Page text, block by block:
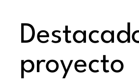
proyecto